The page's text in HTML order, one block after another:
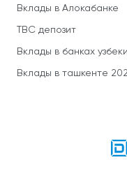
Вклады в Алокабанке
TBC депозит
Вклады в банках
Вклады в ташкенте